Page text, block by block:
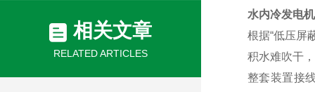
相关文章
RELATED ARTICLES
水内冷发电
根据“低压屏
积水难吹干
整套装置接